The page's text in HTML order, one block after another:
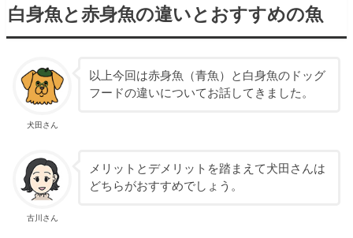
白身魚と赤身魚の違いとおすすめの魚
犬田さん
以上今回は赤身魚（青魚）と白身魚のドッグ
フードの違いについてお話してきました。
古川さん
メリットとデメリットを踏まえて犬田さんは
どちらがおすすめでしょう。